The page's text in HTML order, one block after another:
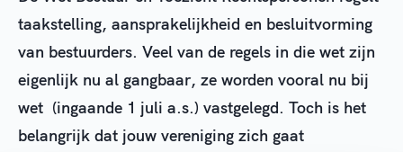
taakstelling, aansprakelijkheid en besluitvorming
van bestuurders. Veel van de regels in die wet zijn
eigenlijk nu al gangbaar, ze worden vooral nu bij
wet (ingaande 1 juli a.s.) vastgelegd. Toch is het
belangrijk dat jouw vereniging zich gaat